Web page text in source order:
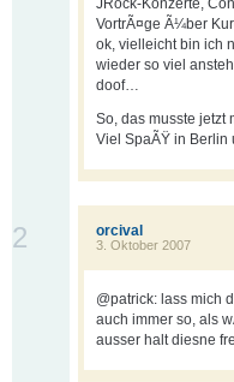
JRock-Konzerte,
VortrÃ¤ge Ã¼ber
ok, vielleicht bin ich
wieder so viel
doof…
So, das musste jetzt
Viel SpaÃŸ in Berlin
orcival
3. Oktober 2007
2
@patrick: lass mich
auch immer so, als
ausser halt diesne